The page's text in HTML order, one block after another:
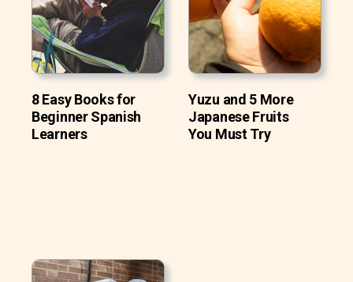
8 Easy Books for
Beginner Spanish
Learners
Yuzu and 5 More
Japanese Fruits
You Must Try